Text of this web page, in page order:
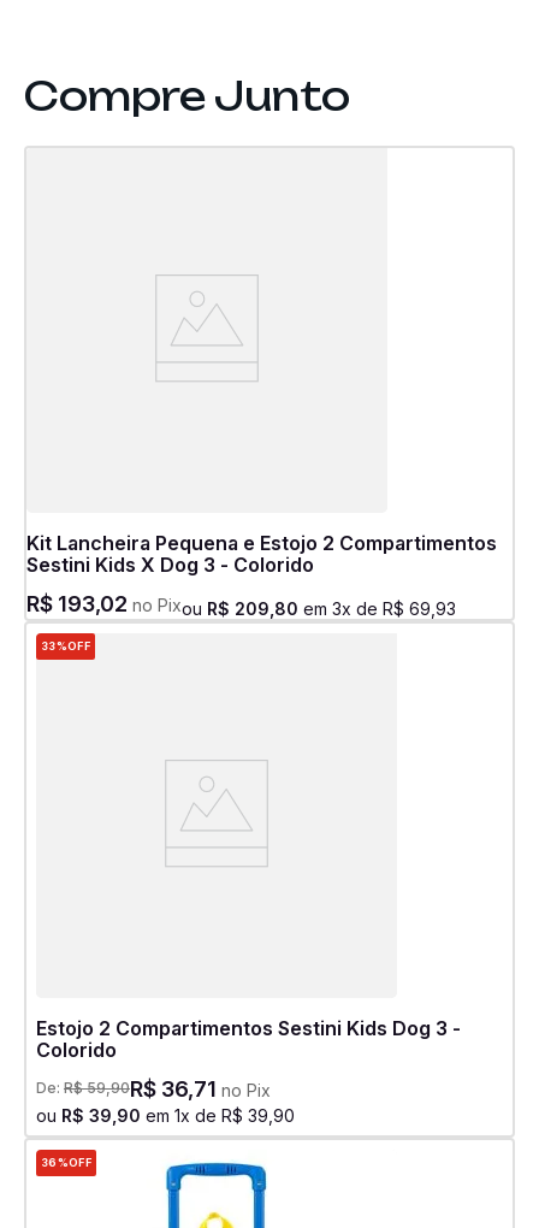
Kit Lancheira Pequena e Estojo 2 Compartimentos
Sestini Kids X Dog 3 - Colorido
R$ 193,02 no Pixou R$ 209 80 em 3x de R$ 69 93
33%OFF
Estojo 2 Compartimentos Sestini Kids Dog 3 -
Colorido
De: R$ 59,90R$ 36,71 no Pix
ou R$ 39 90 em 1x de R$ 39 90
36%OFF